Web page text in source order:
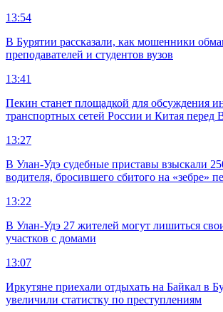
13:54
В Бурятии рассказали, как мошенники
преподавателей и студентов вузов
13:41
Пекин станет площадкой для обсуждения
транспортных сетей России и Китая
13:27
В Улан-Удэ судебные приставы взыскали
водителя, бросившего сбитого на «зебре»
13:22
В Улан-Удэ 27 жителей могут лишиться
участков с домами
13:07
Иркутяне приехали отдыхать на Байкал в
увеличили статистку по преступлениям